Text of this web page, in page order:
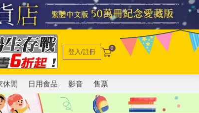
登入/註冊 0
休閒 日用食品 影音 售票